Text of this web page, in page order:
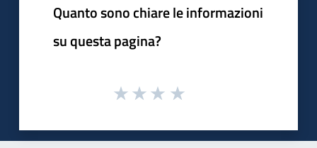
Quanto sono chiare le informazioni
su questa pagina?